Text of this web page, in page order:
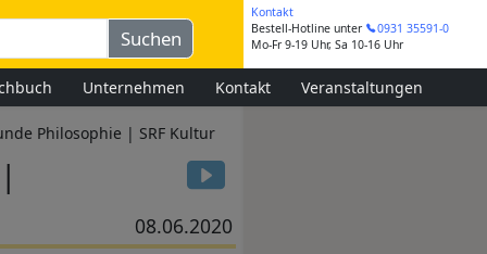
Kontakt
Bestell-Hotline unter
0931 35591-0
Mo-Fr 9-19 Uhr, Sa 10-16 Uhr
Unternehmen Kontakt Veranstaltungen
Philosophie | SRF Kultur
08.06.2020